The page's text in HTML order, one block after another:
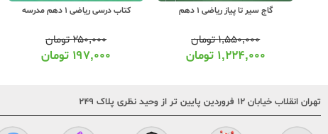
گاج سیر تا پیاز ریاضی 1 دهم
۱,۵۵۰,۰۰۰تومان
۱,۲۲۴,۰۰۰ تومان
کتاب درسی ریاضی 1 دهم مدرسه
۲۵۰,۰۰۰تومان
۱۹۷,۰۰۰ تومان
تهران انقلاب خیابان ۱۲ فروردین پایین تر از وحید نظری پلاک ۲۴۹